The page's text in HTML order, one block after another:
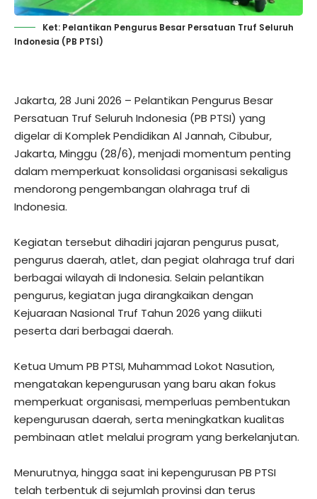
Ket: Pelantikan Pengurus Besar Persatuan Truf Seluruh
Indonesia (PB PTSI)
Jakarta, 28 Juni 2026 – Pelantikan Pengurus Besar
Persatuan Truf Seluruh Indonesia (PB PTSI) yang
digelar di Komplek Pendidikan Al Jannah, Cibubur,
Jakarta, Minggu (28/6), menjadi momentum penting
dalam memperkuat konsolidasi organisasi sekaligus
mendorong pengembangan olahraga truf di
Indonesia.
Kegiatan tersebut dihadiri jajaran pengurus pusat,
pengurus daerah, atlet, dan pegiat olahraga truf dari
berbagai wilayah di Indonesia. Selain pelantikan
pengurus, kegiatan juga dirangkaikan dengan
Kejuaraan Nasional Truf Tahun 2026 yang diikuti
peserta dari berbagai daerah.
Ketua Umum PB PTSI, Muhammad Lokot Nasution,
mengatakan kepengurusan yang baru akan fokus
memperkuat organisasi, memperluas pembentukan
kepengurusan daerah, serta meningkatkan kualitas
pembinaan atlet melalui program yang berkelanjutan.
Menurutnya, hingga saat ini kepengurusan PB PTSI
telah terbentuk di sejumlah provinsi dan terus